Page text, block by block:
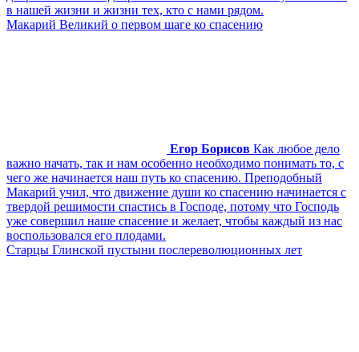
в нашей жизни и жизни тех, кто с нами рядом.
Макарий Великий о первом шаге ко спасению
Егор Борисов Как любое дело
важно начать, так и нам особенно необходимо понимать то, с
чего же начинается наш путь ко спасению. Преподобный
Макарий учил, что движение души ко спасению начинается с
твердой решимости спастись в Господе, потому что Господь
уже совершил наше спасение и желает, чтобы каждый из нас
воспользовался его плодами.
Старцы Глинской пустыни послереволюционных лет